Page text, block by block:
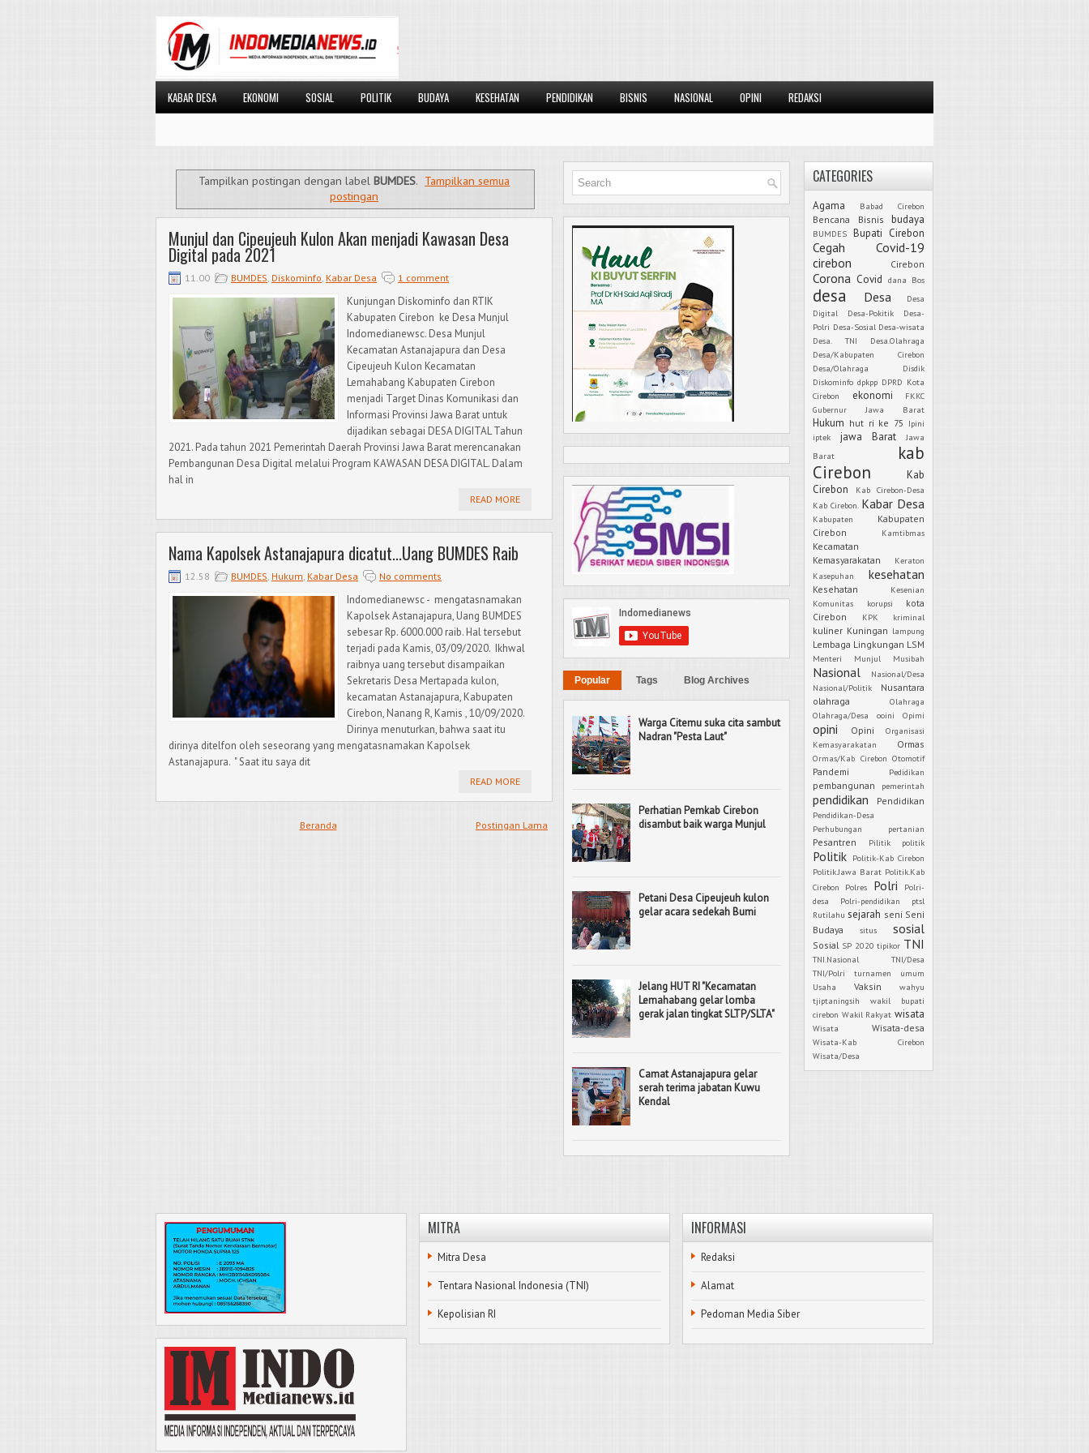
KABAR DESA EKONOMI SOSIAL POLITIK BUDAYA KESEHATAN PENDIDIKAN BISNIS NASIONAL OPINI REDAKSI
Tampilkan postingan dengan label BUMDES. Tampilkan semua
postingan
Munjul dan Cipeujeuh Kulon Akan menjadi Kawasan Desa
Digital pada 2021
11.00 BUMDES Diskominfo Kabar Desa 1 comment
Kunjungan Diskominfo dan RTIK
Kabupaten Cirebon ke Desa Munjul
Indomedianewsc. Desa Munjul
Kecamatan Astanajapura dan Desa
Cipeujeuh Kulon Kecamatan
Lemahabang Kabupaten Cirebon
menjadi Target Dinas Komunikasi dan
Informasi Provinsi Jawa Barat untuk
dijadikan sebagai DESA DIGITAL Tahun
2021. Pada tahun 2021 Pemerintah Daerah Provinsi Jawa Barat merencanakan
Pembangunan Desa Digital melalui Program KAWASAN DESA DIGITAL. Dalam
hal in
READ MORE
Nama Kapolsek Astanajapura dicatut...Uang BUMDES Raib
12.58 BUMDES Hukum Kabar Desa No comments
Indomedianewsc - mengatasnamakan
Kapolsek Astanajapura, Uang BUMDES
sebesar Rp. 6000.000 raib. Hal tersebut
terjadi pada Kamis, 03/09/2020. Ikhwal
raibnya uang tersebut disampaikan
Sekretaris Desa Mertapada kulon,
kecamatan Astanajapura, Kabupaten
Cirebon, Nanang R, Kamis , 10/09/2020.
Dirinya menuturkan, bahwa saat itu
dirinya ditelfon oleh seseorang yang mengatasnamakan Kapolsek
Astanajapura. " Saat itu saya dit
READ MORE
Postingan Lama
Beranda
Popular Tags Blog Archives
Warga Citemu suka cita sambut
Nadran "Pesta Laut"
Perhatian Pemkab Cirebon
disambut baik warga Munjul
Petani Desa Cipeujeuh kulon
gelar acara sedekah Bumi
Jelang HUT RI "Kecamatan
Lemahabang gelar lomba
gerak jalan tingkat SLTP/SLTA"
Camat Astanajapura gelar
serah terima jabatan Kuwu
Kendal
CATEGORIES
Agama Babad Cirebon
Bencana Bisnis budaya
BUMDES Bupati Cirebon
Cegah Covid-19
cirebon
Cirebon
Corona Covid dana Bos
desa Desa
Desa
Digital
Desa-Pokitik
Desa-
Polri Desa-Sosial Desa-wisata
Desa. TNI
Desa.Olahraga
Desa/Kabupaten Cirebon
Desa/Olahraga
Disdik
Diskominfo dpkpp DPRD Kota
Cirebon
ekonomi
FKKC
Gubernur Jawa Barat
Hukum hut ri ke 75 Ipini
iptek
jawa Barat
Jawa
Barat
kab
Cirebon
Kab
Cirebon
Kab Cirebon-Desa
Kab Cirebon. Kabar Desa
Kabupaten
Kabupaten
Cirebon
Kamtibmas
Kecamatan
Kemasyarakatan
Keraton
Kasepuhan
kesehatan
Kesehatan
Kesenian
Komunitas
korupsi
kota
Cirebon
KPK kriminal
kuliner Kuningan lampung
Lembaga Lingkungan LSM
Menteri Munjul Musibah
Nasional
Nasional/Desa
Nasional/Politik
Nusantara
olahraga
Olahraga
Olahraga/Desa
ooini Opimi
opini Opini
Organisasi
Kemasyarakatan
Ormas
Ormas/Kab Cirebon Otomotif
Pandemi Pedidikan
pembangunan pemerintah
pendidikan Pendidikan
Pendidikan-Desa
Perhubungan
pertanian
Pesantren Pilitik politik
Politik Politik-Kab Cirebon
Politik.Jawa Barat Politik.Kab
Cirebon
Polres Polri
Polri-
desa
Polri-pendidikan
ptsl
Rutilahu sejarah seni Seni
Budaya
situs sosial
Sosial SP 2020 tipikor TNI
TNI.Nasional
TNI/Desa
TNI/Polri
turnamen
umum
Usaha
Vaksin
wahyu
tjiptaningsih
wakil bupati
cirebon Wakil Rakyat wisata
Wisata Wisata-desa
Wisata-Kab Cirebon
Wisata/Desa
MITRA
Mitra Desa
Tentara Nasional Indonesia (TNI)
Kepolisian RI
INFORMASI
Redaksi
Alamat
Pedoman Media Siber